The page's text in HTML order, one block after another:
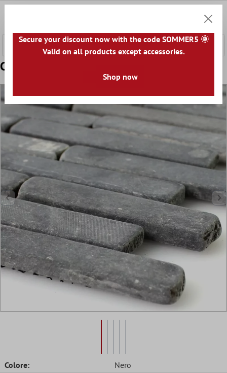
Campione Mosaico Marmo Nero Marquina
Colore:
Nero
Secure your discount now with the code SOMMER5 🌞
Valid on all products except accessories.
Shop now